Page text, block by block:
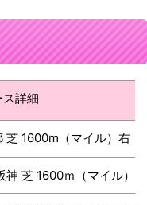
ス詳細
芝 1600m（マイル）右・
神 芝 1600ｍ（マイル）